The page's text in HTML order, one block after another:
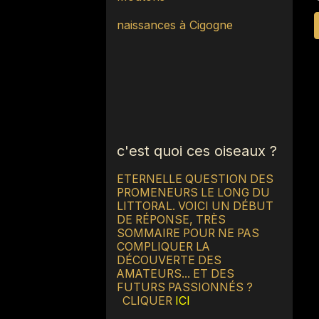
naissances à Cigogne
c'est quoi ces oiseaux ?
ETERNELLE QUESTION DES
PROMENEURS LE LONG DU
LITTORAL. VOICI UN DÉBUT
DE RÉPONSE, TRÈS
SOMMAIRE POUR NE PAS
COMPLIQUER LA
DÉCOUVERTE DES
AMATEURS... ET DES
FUTURS PASSIONNÉS ?
CLIQUER ICI